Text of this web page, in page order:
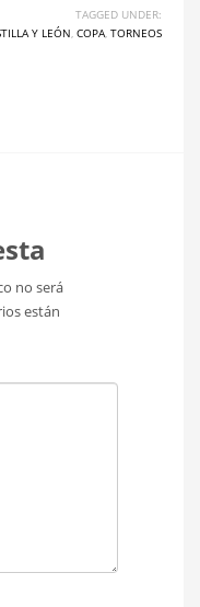
TAGGED UNDER:
Y LEÓN COPA TORNEOS
no será
están